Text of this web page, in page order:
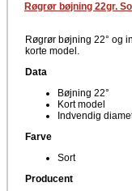
Røgrør bøjning 22gr.
Røgrør bøjning 22° og
korte model.
Data
Bøjning 22°
Kort model
Indvendig
Farve
Sort
Producent